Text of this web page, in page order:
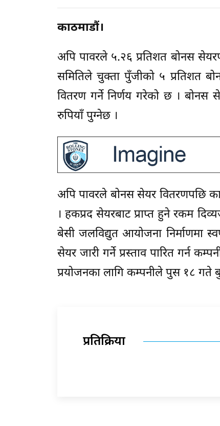
काठमाडौं।
अपि पावरले ५.२६ प्रतिशत बोनस
समितिले चुक्ता पुँजीको ५ प्रतिशत
वितरण गर्ने निर्णय गरेको छ ।
रुपियाँ पुग्नेछ ।
अपि पावरले बोनस सेयर वितरणपछि
। हकप्रद सेयरबाट प्राप्त हुने रकम
बेसी जलविद्युत आयोजना निर्माणमा
सेयर जारी गर्ने प्रस्ताव पारित गर्न
प्रयोजनका लागि कम्पनीले पुस १८
प्रतिक्रिया